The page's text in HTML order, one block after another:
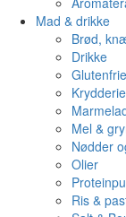
Mad & drikke
Brød,
Drikke
Mel &
Nødder
Olier
Ris &